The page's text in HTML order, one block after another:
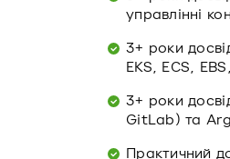
управлінні
3+ роки
EKS, ECS,
3+ роки
GitLab) та
Практичний